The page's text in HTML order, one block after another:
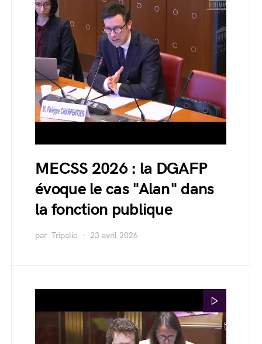
MECSS 2026 : la DGAFP
évoque le cas "Alan" dans
la fonction publique
par Tripalio 23 avril 2026